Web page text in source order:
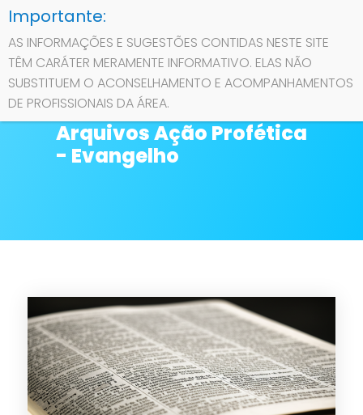
Contato
Sobre
Privacidade
Exibindo artigos
marcados com
Arquivos Ação Profética
- Evangelho
AS INFORMAÇÕES E SUGESTÕES CONTIDAS NESTE SITE
TÊM CARÁTER MERAMENTE INFORMATIVO. ELAS NÃO
SUBSTITUEM O ACONSELHAMENTO E ACOMPANHAMENTOS
DE PROFISSIONAIS DA ÁREA.